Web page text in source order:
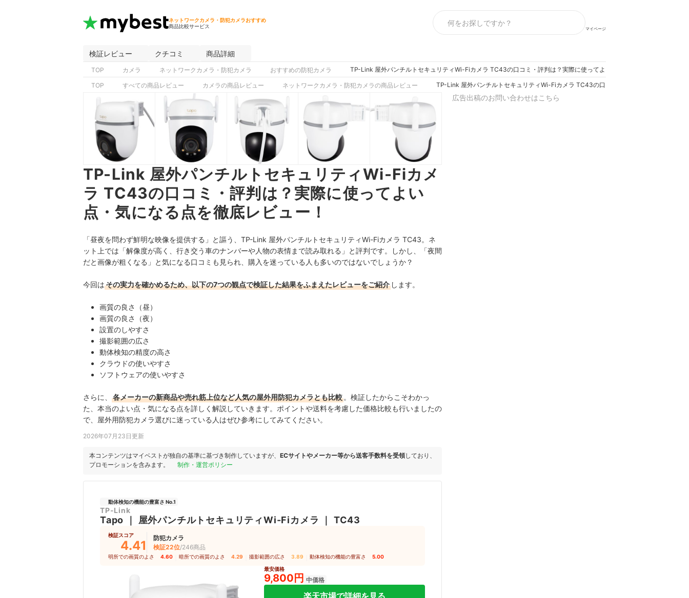
ネットワークカメラ・防犯カメラおすすめ
商品比較サービス
マイページ
検証レビュー クチコミ 商品詳細
TOP カメラ ネットワークカメラ・防犯カメラ おすすめの防犯カメラ TP-Link 屋外パンチルトセキュリティWi-Fiカメラ TC43の口コミ・評判は？実際に使ってよい点・気になる点を徹底レビ
TOP すべての商品レビュー カメラの商品レビュー ネットワークカメラ・防犯カメラの商品レビュー TP-Link 屋外パンチルトセキュリティWi-Fiカメラ TC43の口コミ・評判は？実際に使って
TP-Link 屋外パンチルトセキュリティWi-Fiカメ
ラ TC43の口コミ・評判は？実際に使ってよい
点・気になる点を徹底レビュー！
「昼夜を問わず鮮明な映像を提供する」と謳う、TP-Link 屋外パンチルトセキュリティWi-Fiカメラ TC43。ネ
ット上では「解像度が高く、行き交う車のナンバーや人物の表情まで読み取れる」と評判です。しかし、「夜間
だと画像が粗くなる」と気になる口コミも見られ、購入を迷っている人も多いのではないでしょうか？
今回はその実力を確かめるため、以下の7つの観点で検証した結果をふまえたレビューをご紹介 します。
画質の良さ（昼）
画質の良さ（夜）
設置のしやすさ
撮影範囲の広さ
動体検知の精度の高さ
クラウドの使いやすさ
ソフトウェアの使いやすさ
さらに、 各メーカーの新商品や売れ筋上位など人気の屋外用防犯カメラとも比較 。検証したからこそわかっ
た、本当のよい点・気になる点を詳しく解説していきます。ポイントや送料を考慮した価格比較も行いましたの
で、屋外用防犯カメラ選びに迷っている人はぜひ参考にしてみてください。
2026年07月23日更新
本コンテンツはマイベストが独自の基準に基づき制作していますが、 ECサイトやメーカー等から送客手数料を受領しており、
プロモーションを含みます。
制作・運営ポリシー
動体検知の機能の豊富さ No.1
TP-Link
Tapo 屋外パンチルトセキュリティWi-Fiカメラ TC43
検証スコア
4.41
防犯カメラ
検証22位/246商品
明所での画質のよさ 4.60 暗所での画質のよさ 4.29 撮影範囲の広さ 3.89 動体検知の機能の豊富さ 5.00
最安価格
9,800円 中価格
楽天市場で詳細を見る
広告出稿のお問い合わせはこちら